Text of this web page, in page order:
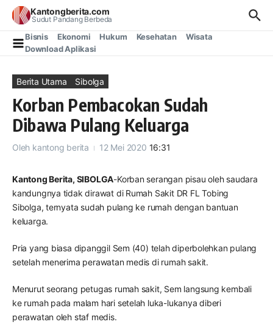
Lewati ke konten
Kantongberita.com
Sudut Pandang Berbeda
Bisnis Ekonomi Hukum Kesehatan
Wisata
Download Aplikasi
Berita Utama Sibolga
Korban Pembacokan Sudah
Dibawa Pulang Keluarga
Oleh kantong berita 12 Mei 2020 16:31
Kantong Berita, SIBOLGA-Korban serangan pisau oleh saudara
kandungnya tidak dirawat di Rumah Sakit DR FL Tobing
Sibolga, ternyata sudah pulang ke rumah dengan bantuan
keluarga.
Pria yang biasa dipanggil Sem (40) telah diperbolehkan pulang
setelah menerima perawatan medis di rumah sakit.
Menurut seorang petugas rumah sakit, Sem langsung kembali
ke rumah pada malam hari setelah luka-lukanya diberi
perawatan oleh staf medis.